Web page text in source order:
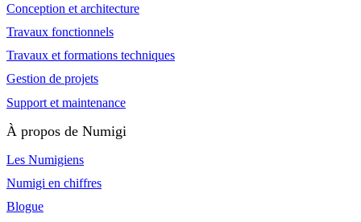
Conception et architecture
Travaux fonctionnels
Travaux et formations techniques
Gestion de projets
Support et maintenance
À propos de Numigi
Les Numigiens
Numigi en chiffres
Blogue